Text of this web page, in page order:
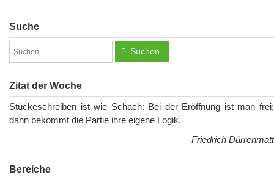
Suche
Suchen
Zitat der Woche
Stückeschreiben ist wie Schach: Bei der Eröffnung ist man frei;
dann bekommt die Partie ihre eigene Logik.
Friedrich Dürrenmatt
Bereiche